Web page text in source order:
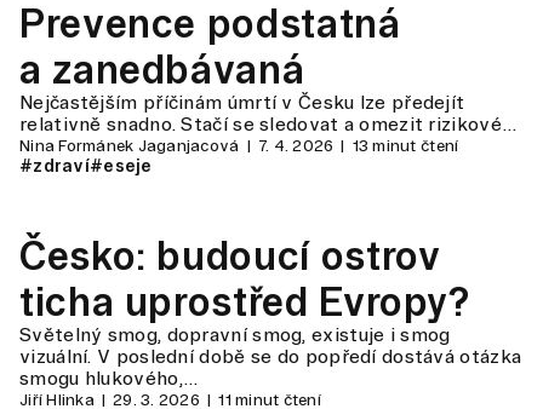
Prevence podstatná
a zanedbávaná
Nejčastějším příčinám úmrtí v Česku lze předejít
relativně snadno. Stačí se sledovat a omezit rizikové…
Nina Formánek Jaganjacová 7. 4. 2026 13 minut čtení
#zdraví#eseje
Česko: budoucí ostrov
ticha uprostřed Evropy?
Světelný smog, dopravní smog, existuje i smog
vizuální. V poslední době se do popředí dostává otázka
smogu hlukového,…
Jiří Hlinka 29. 3. 2026 11 minut čtení